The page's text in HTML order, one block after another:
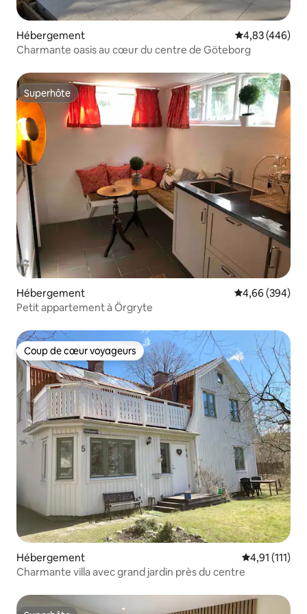
Hébergement Évaluation
4,83 (446)
Charmante oasis au cœur du centre de Göteborg
Superhôte
Superhôte
Hébergement Évaluation
4,66 (394)
Petit appartement à Örgryte
Coup de cœur voyageurs
Coup de cœur voyageurs
Hébergement Évaluation
4,91 (111)
Charmante villa avec grand jardin près du centre